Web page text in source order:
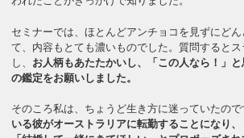
セミナーでは、ほとんどアンチョコを見ずにど
て、内容もとても濃いものでした。質問すると
し、 お人柄もあたたかいし、「この人なら！」
の鑑定をお願いしました。
そのころ私は、ちょうど生き方に迷っていたの
いる彼がオーストラリアに転勤することになり、